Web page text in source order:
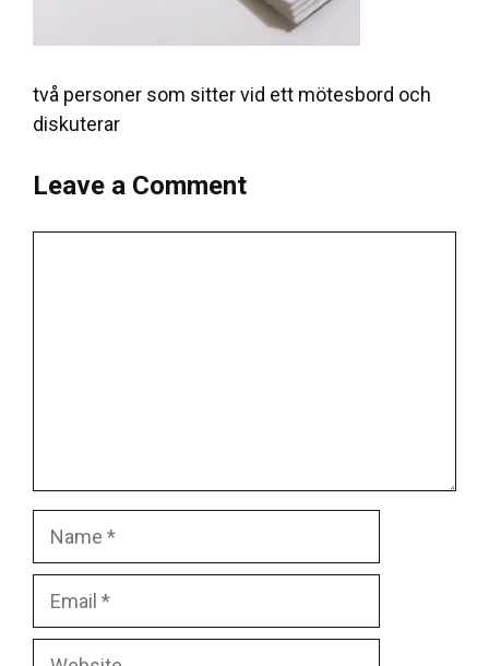
två personer som sitter vid ett mötesbord och
diskuterar
Leave a Comment
Website